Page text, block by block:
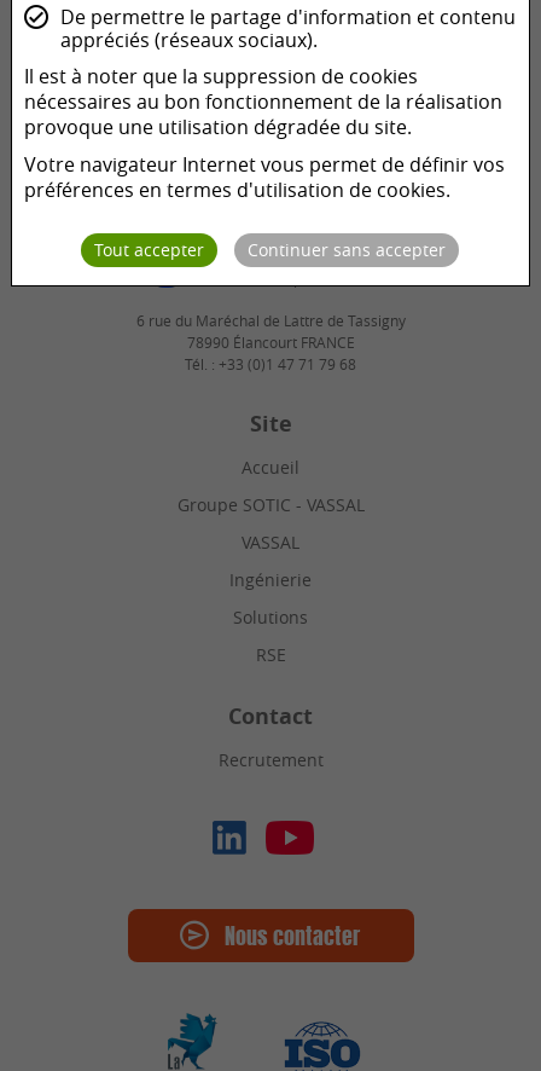
ZI 1 rue des Lônes
07250 Le Pouzin FRANCE
Tél. : +33 (0)4 75 85 90 79
6 rue du Maréchal de Lattre de Tassigny
78990 Élancourt FRANCE
Tél. : +33 (0)1 47 71 79 68
Site
Accueil
Groupe SOTIC - VASSAL
VASSAL
Ingénierie
Solutions
RSE
Contact
Recrutement
Nous contacter
De permettre le partage d'information et contenu
appréciés (réseaux sociaux).
Il est à noter que la suppression de cookies
nécessaires au bon fonctionnement de la réalisation
provoque une utilisation dégradée du site.
Votre navigateur Internet vous permet de définir vos
préférences en termes d'utilisation de cookies.
Tout accepter Continuer sans accepter